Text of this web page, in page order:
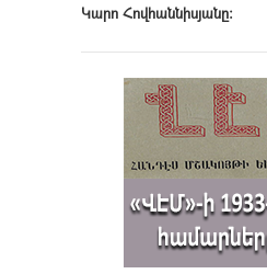
Կարո Հովհաննիսյանը։